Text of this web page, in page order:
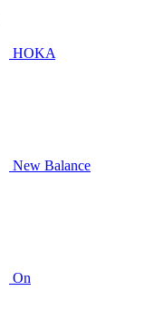
HOKA
New Balance
On